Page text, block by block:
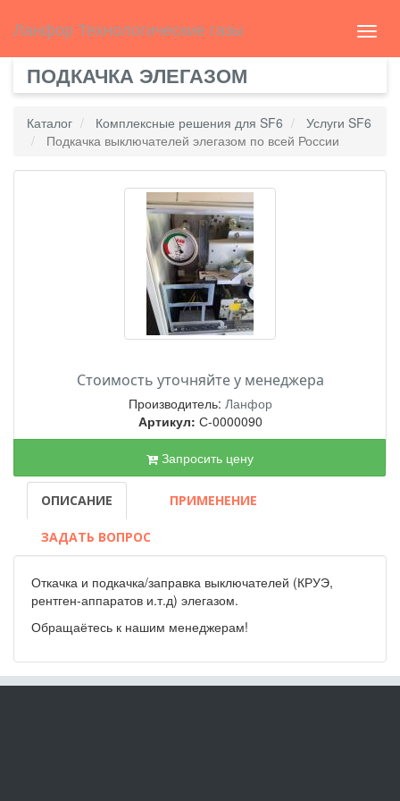
Ланфор Технологические газы
ПОДКАЧКА ЭЛЕГАЗОМ
Каталог Комплексные решения для SF6
Услуги SF6
Подкачка выключателей элегазом по всей России
Стоимость уточняйте у менеджера
Производитель: Ланфор
Артикул: С-0000090
Запросить цену
ОПИСАНИЕ ПРИМЕНЕНИЕ
ЗАДАТЬ ВОПРОС
Откачка и подкачка/заправка выключателей (КРУЭ,
рентген-аппаратов и.т.д) элегазом.
Обращаётесь к нашим менеджерам!
english